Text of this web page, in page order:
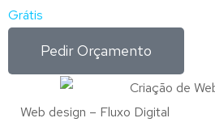
Grátis
Pedir Orçamento
Web design – Fluxo Digital